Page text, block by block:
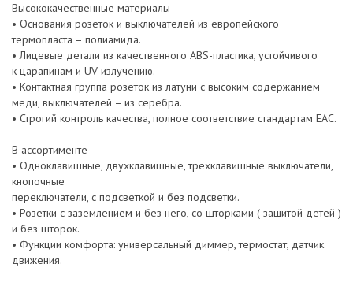
Высококачественные материалы
• Основания розеток и выключателей из европейского
термопласта – полиамида.
• Лицевые детали из качественного ABS-пластика, устойчивого
к царапинам и UV-излучению.
• Контактная группа розеток из латуни с высоким содержанием
меди, выключателей – из серебра.
• Строгий контроль качества, полное соответствие стандартам EAC.
В ассортименте
• Одноклавишные, двухклавишные, трехклавишные выключатели,
кнопочные
переключатели, с подсветкой и без подсветки.
• Розетки с заземлением и без него, со шторками ( защитой детей )
и без шторок.
• Функции комфорта: универсальный диммер, термостат, датчик
движения.